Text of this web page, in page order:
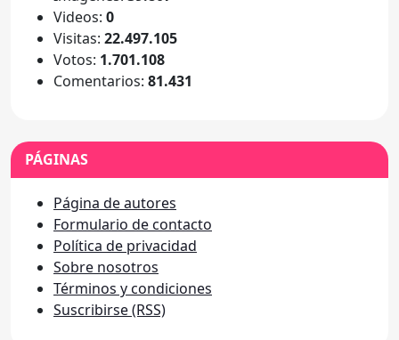
Videos: 0
Visitas: 22.497.105
Votos: 1.701.108
Comentarios: 81.431
PÁGINAS
Página de autores
Formulario de contacto
Política de privacidad
Sobre nosotros
Términos y condiciones
Suscribirse (RSS)